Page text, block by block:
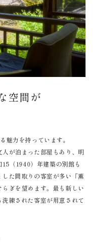
空間が
魅力を持っています。
が泊まった部屋もあり、明
（1940）年建築の別館も
た間取りの客室が多い「薫
ぎを望めます。最も新しい
洗練された客室が用意されて